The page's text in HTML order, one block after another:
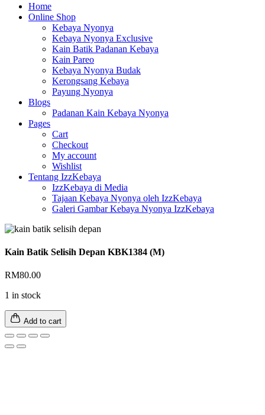
Home
Online Shop
Kebaya Nyonya
Kebaya Nyonya Exclusive
Kain Batik Padanan Kebaya
Kain Pareo
Kebaya Nyonya Budak
Kerongsang Kebaya
Payung Nyonya
Blogs
Padanan Kain Kebaya Nyonya
Pages
Cart
Checkout
My account
Wishlist
Tentang IzzKebaya
IzzKebaya di Media
Tajaan Kebaya Nyonya oleh IzzKebaya
Galeri Gambar Kebaya Nyonya IzzKebaya
Kain Batik Selisih Depan KBK1384 (M)
RM80.00
1 in stock
Add to cart